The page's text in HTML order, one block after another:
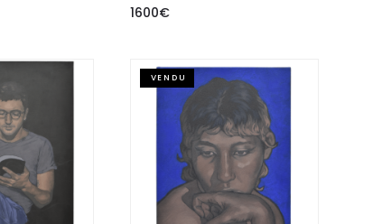
1600€
VENDU